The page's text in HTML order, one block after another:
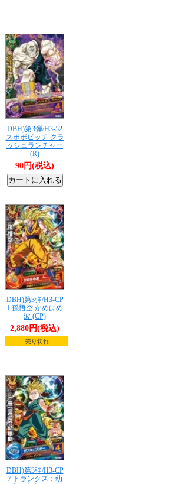
DBH)第3弾/H3-52
スポポビッチ クラ
ッシュランチャー
(R)
90円(税込)
DBH)第3弾/H3-CP
1 孫悟空 かめはめ
波 (CP)
2,880円(税込)
売り切れ
DBH)第3弾/H3-CP
7 トランクス：幼